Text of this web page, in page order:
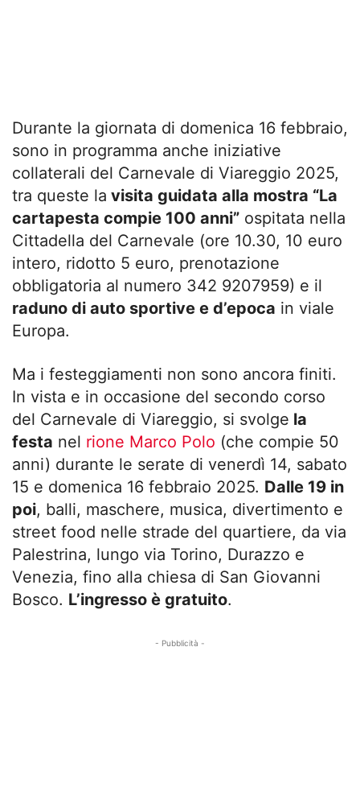
Durante la giornata di domenica 16 febbraio,
sono in programma anche iniziative
collaterali del Carnevale di Viareggio 2025,
tra queste la visita guidata alla mostra “La
cartapesta compie 100 anni” ospitata nella
Cittadella del Carnevale (ore 10.30, 10 euro
intero, ridotto 5 euro, prenotazione
obbligatoria al numero 342 9207959) e il
raduno di auto sportive e d’epoca in viale
Europa.
Ma i festeggiamenti non sono ancora finiti.
In vista e in occasione del secondo corso
del Carnevale di Viareggio, si svolge la
festa nel rione Marco Polo (che compie 50
anni) durante le serate di venerdì 14, sabato
15 e domenica 16 febbraio 2025. Dalle 19 in
poi, balli, maschere, musica, divertimento e
street food nelle strade del quartiere, da via
Palestrina, lungo via Torino, Durazzo e
Venezia, fino alla chiesa di San Giovanni
Bosco. L’ingresso è gratuito.
- Pubblicità -